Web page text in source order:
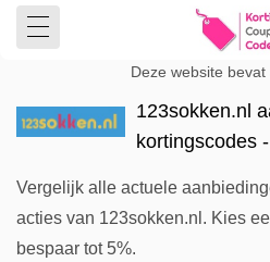
Deze website
123sokken.nl
kortingscodes
Vergelijk alle actuele
acties van 123sokken.nl. Kies
bespaar tot 5%.